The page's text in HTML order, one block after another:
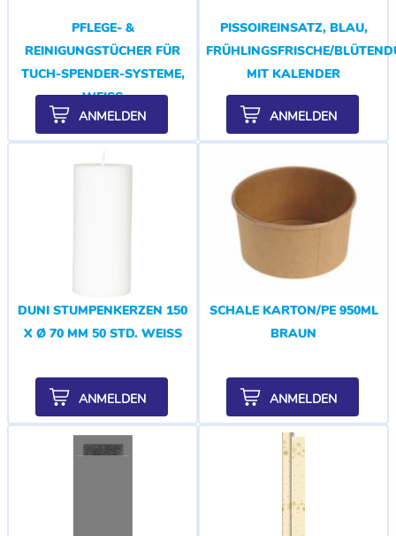
PFLEGE- &
REINIGUNGSTÜCHER FÜR
TUCH-SPENDER-SYSTEME,
WEISS
ANMELDEN
PISSOIREINSATZ, BLAU,
FRÜHLINGSFRISCHE/
MIT KALENDER
ANMELDEN
DUNI STUMPENKERZEN 150
X Ø 70 MM 50 STD. WEISS
ANMELDEN
SCHALE KARTON/PE 950ML
BRAUN
ANMELDEN